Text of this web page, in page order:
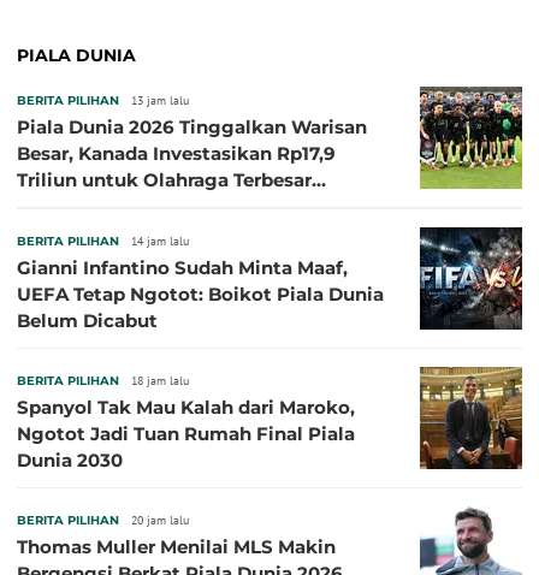
PIALA DUNIA
BERITA PILIHAN 13 jam lalu
Piala Dunia 2026 Tinggalkan Warisan
Besar, Kanada Investasikan Rp17,9
Triliun untuk Olahraga Terbesar
BERITA PILIHAN 14 jam lalu
Gianni Infantino Sudah Minta Maaf,
UEFA Tetap Ngotot: Boikot Piala Dunia
Belum Dicabut
BERITA PILIHAN 18 jam lalu
Spanyol Tak Mau Kalah dari Maroko,
Ngotot Jadi Tuan Rumah Final Piala
Dunia 2030
BERITA PILIHAN 20 jam lalu
Thomas Muller Menilai MLS Makin